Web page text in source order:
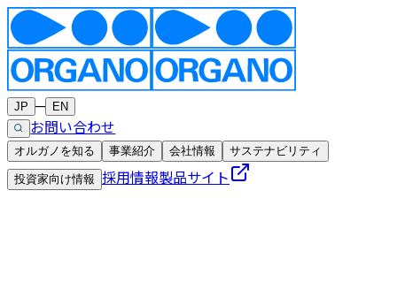
JP ─ EN
お問い合わせ
オルガノを知る 事業紹介 会社情報 サステナビリティ
投資家向け情報 採用情報製品サイト